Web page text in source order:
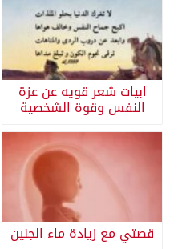
ابيات شعر قويه عن عزة
النفس وقوة الشخصية
قصتي مع زيادة ماء الجنين